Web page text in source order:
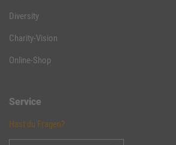
Diversity
Charity-Vision
Online-Shop
Service
Hast du Fragen?